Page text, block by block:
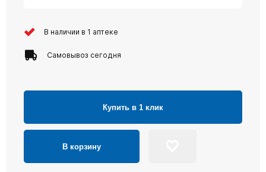
В наличии в 1 аптеке
Самовывоз сегодня
Купить в 1 клик
В корзину